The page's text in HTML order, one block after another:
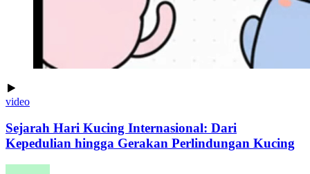
video
Sejarah Hari Kucing Internasional: Dari
Kepedulian hingga Gerakan Perlindungan Kucing